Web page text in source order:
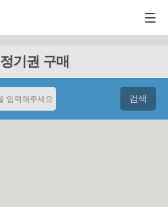
정기권 구매